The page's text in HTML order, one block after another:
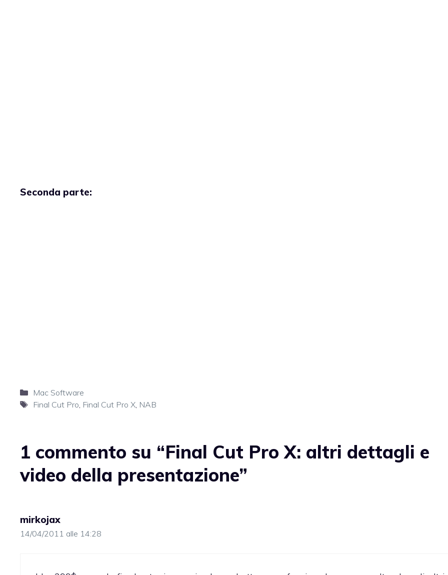
Seconda parte:
Categorie
Mac Software
Tag
Final Cut Pro Final Cut Pro X, NAB
1 commento su “Final Cut Pro X: altri dettagli e
video della presentazione”
mirkojax
14/04/2011 alle 14:28